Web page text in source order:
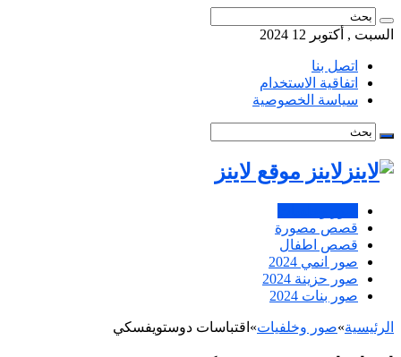
السبت , أكتوبر 12 2024
اتصل بنا
اتفاقية الاستخدام
سياسة الخصوصية
لاينز موقع لاينز
قصص مصورة
قصص اطفال
صور انمي 2024
صور حزينة 2024
صور بنات 2024
الرئيسية»صور وخلفيات» اقتباسات دوستويفسكي